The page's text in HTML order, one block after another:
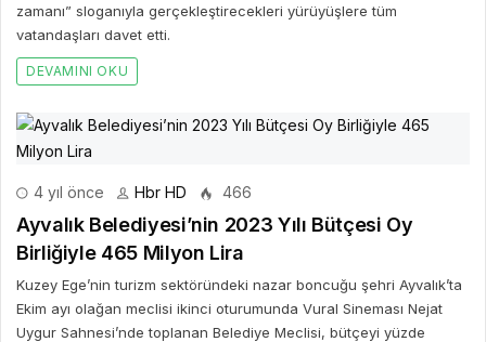
zamanı” sloganıyla gerçekleştirecekleri yürüyüşlere tüm
vatandaşları davet etti.
DEVAMINI OKU
4 yıl önce Hbr HD 466
Ayvalık Belediyesi’nin 2023 Yılı Bütçesi Oy
Birliğiyle 465 Milyon Lira
Kuzey Ege’nin turizm sektöründeki nazar boncuğu şehri Ayvalık’ta
Ekim ayı olağan meclisi ikinci oturumunda Vural Sineması Nejat
Uygur Sahnesi’nde toplanan Belediye Meclisi, bütçeyi yüzde